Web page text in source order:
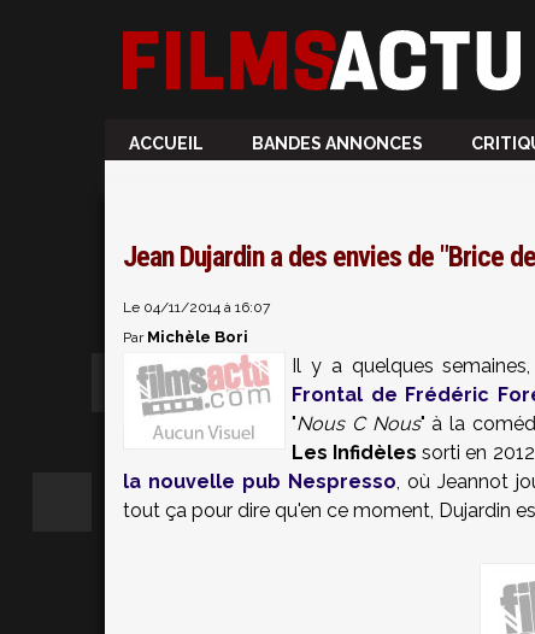
ACCUEIL BANDES ANNONCES
Jean Dujardin a des envies de "Brice
Le 04/11/2014 à 16:07
Par Michèle Bori
Il y a quelques
Frontal de Frédéric
"Nous C Nous" à la
Les Infidèles sorti en
la nouvelle pub Nespresso, où Jeannot
tout ça pour dire qu'en ce moment, Dujardin